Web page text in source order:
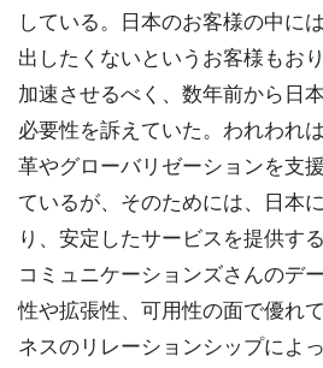
している。日本のお客様の中に
出したくないというお客様もお
加速させるべく、数年前から日
必要性を訴えていた。われわれ
革やグローバリゼーションを支
ているが、そのためには、日本
り、安定したサービスを提供す
コミュニケーションズさんのデ
性や拡張性、可用性の面で優れ
ネスのリレーションシップによ